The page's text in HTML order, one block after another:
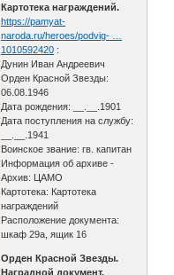
Картотека награждений.
https://pamyat-
naroda.ru/heroes/podvig- …
1010592420 :
Дунин Иван Андреевич
Орден Красной Звезды:
06.08.1946
Дата рождения: __.__.1901
Дата поступления на службу:
__.__.1941
Воинское звание: гв. капитан
Информация об архиве -
Архив: ЦАМО
Картотека: Картотека
награждений
Расположение документа:
шкаф 29а, ящик 16
Орден Красной Звезды.
Наградной документ.